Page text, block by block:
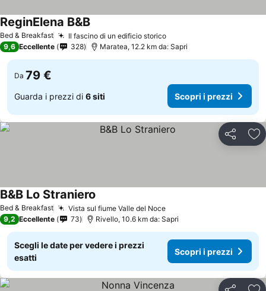
Bed & Breakfast Il fascino di un edificio storicoScopri i prezzi
ReginElena B&BScopri i prezzi
9,6 Eccellente 328 Maratea, 12.2 km da: Sapri
Da 79 €
Guarda i prezzi di 6 siti Scopri i prezzi
Condividi
Bed & Breakfast Vista sul fiume Valle del NoceScopri i prezzi
B&B Lo Straniero
9,2 Eccellente 73 Rivello, 10.6 km da: Sapri
Scegli le date per vedere i prezzi
esatti
Scopri i prezzi